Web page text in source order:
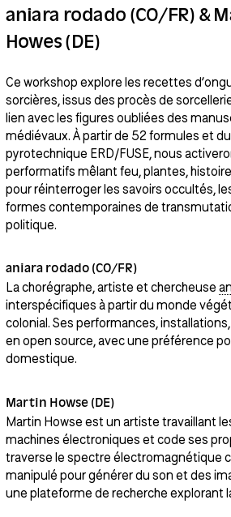
aniara rodado (CO/FR) &
Howes (DE)
Ce workshop explore les recettes
sorcières, issus des procès de
lien avec les figures oubliées des
médiévaux. À partir de 52 formules et
pyrotechnique ERD/FUSE, nous
performatifs mêlant feu, plantes,
pour réinterroger les savoirs occultés,
formes contemporaines de
politique.
aniara rodado (CO/FR)
La chorégraphe, artiste et chercheuse
interspécifiques à partir du monde
colonial. Ses performances,
en open source, avec une préférence
domestique.
Martin Howse (DE)
Martin Howse est un artiste travaillant
machines électroniques et code ses
traverse le spectre électromagnétique
manipulé pour générer du son et des
une plateforme de recherche explorant